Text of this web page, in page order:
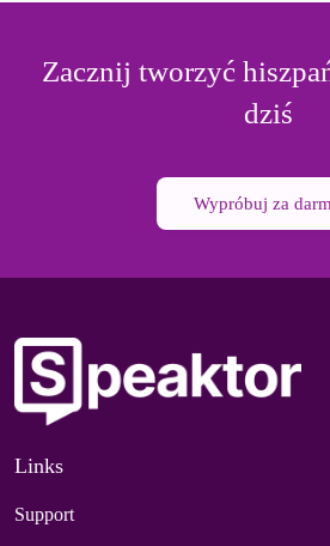
Zacznij tworzyć
dziś
Wypróbuj za
Links
Support